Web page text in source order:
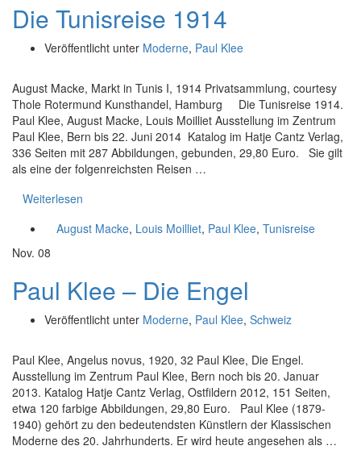
Die Tunisreise 1914
Veröffentlicht unter Moderne, Paul Klee
August Macke, Markt in Tunis I, 1914 Privatsammlung, courtesy
Thole Rotermund Kunsthandel, Hamburg Die Tunisreise 1914.
Paul Klee, August Macke, Louis Moilliet Ausstellung im Zentrum
Paul Klee, Bern bis 22. Juni 2014 Katalog im Hatje Cantz Verlag,
336 Seiten mit 287 Abbildungen, gebunden, 29,80 Euro. Sie gilt
als eine der folgenreichsten Reisen …
Weiterlesen
August Macke, Louis Moilliet, Paul Klee, Tunisreise
Nov. 08
Paul Klee – Die Engel
Veröffentlicht unter Moderne, Paul Klee, Schweiz
Paul Klee, Angelus novus, 1920, 32 Paul Klee, Die Engel.
Ausstellung im Zentrum Paul Klee, Bern noch bis 20. Januar
2013. Katalog Hatje Cantz Verlag, Ostfildern 2012, 151 Seiten,
etwa 120 farbige Abbildungen, 29,80 Euro. Paul Klee (1879-
1940) gehört zu den bedeutendsten Künstlern der Klassischen
Moderne des 20. Jahrhunderts. Er wird heute angesehen als …